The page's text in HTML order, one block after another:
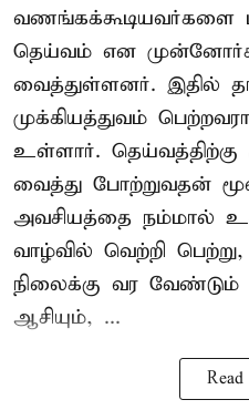
வணங்கக்கூடியவர்களை
தெய்வம் என
வைத்துள்ளனர். இதில்
முக்கியத்துவம்
உள்ளார். தெய்வத்திற்கு
வைத்து போற்றுவதன்
அவசியத்தை நம்மால்
வாழ்வில் வெற்றி
நிலைக்கு வர வேண்டும்
ஆசியும், ...